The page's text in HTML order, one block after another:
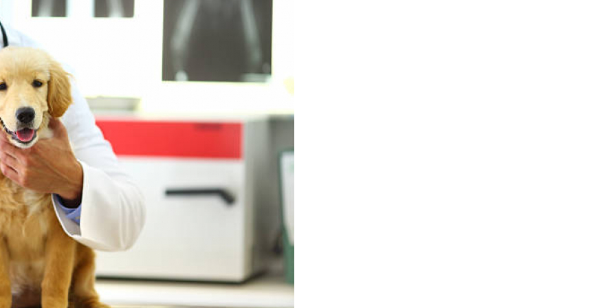
Exame Cardiograma para Animais
Exame de Sangue para Gato
Exame de Ultrassom para Gato
Exame para Animais
Exame para Animais Campinas
Exame para Cachorro
Exames Laboratoriais Veterinários
Laserterapia para Animais Pequenos
Laserterapia para Cachorro
Laserterapia para Cães e Gatos
Laserterapia para Gatos e Cachorros
Laserterapia Pet São Paulo
Limpeza de Tártaro Cachorro
Limpeza de Tártaro Canino
Limpeza de Tártaro de Cães
Limpeza de Tártaro em Cães
Limpeza de Tártaro para Cães
Limpeza Dentária Canina
Limpeza Tártaro